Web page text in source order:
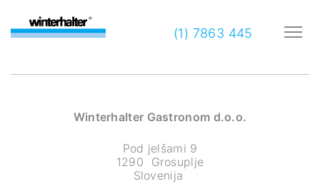
(1) 7863 445
Winterhalter Gastronom d.o.o.
Pod jelšami 9
1290 Grosuplje
Slovenija